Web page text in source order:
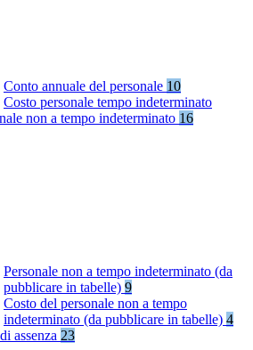
Conto annuale del personale 10
Costo personale tempo indeterminato
non a tempo indeterminato 16
Personale non a tempo indeterminato (da
pubblicare in tabelle) 9
Costo del personale non a tempo
indeterminato (da pubblicare in tabelle) 4
assenza 23